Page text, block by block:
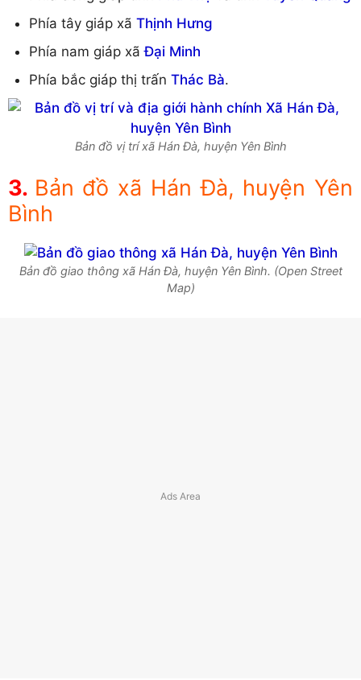
Phía tây giáp xã Thịnh Hưng
Phía nam giáp xãĐại Minh
Phía bắc giáp thị trấn Thác Bà.
Bản đồ vị trí xã Hán Đà, huyện Yên Bình
Bản đồ xã Hán Đà, huyện Yên
Bình
Bản đồ giao thông xã Hán Đà, huyện Yên Bình. (Open Street
Map)